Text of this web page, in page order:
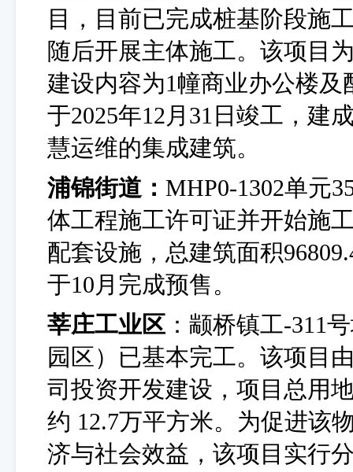
目，目前已完成桩基阶段施
随后开展主体施工。该项目
建设内容为1幢商业办公楼
于2025年12月31日竣工，建
慧运维的集成建筑。
浦锦街道： MHP0-1302单元
体工程施工许可证并开始施
配套设施，总建筑面积
于10月完成预售。
莘庄工业区 ：颛桥镇工-311
园区）已基本完工。该项目
司投资开发建设，项目总用
约 12.7万平方米。为促进该
济与社会效益， 该项目实行